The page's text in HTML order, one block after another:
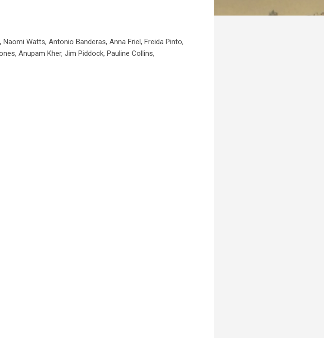
Watts, Antonio Banderas, Anna Friel, Freida Pinto,
Anupam Kher, Jim Piddock, Pauline Collins,